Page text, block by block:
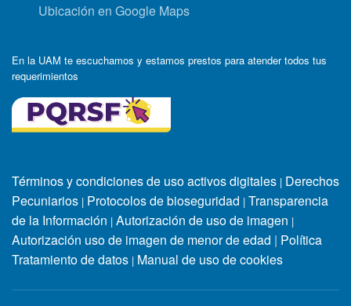
Ubicación en Google Maps
En la UAM te escuchamos y estamos prestos para atender todos tus
requerimientos
Términos y condiciones de uso activos digitales | Derechos
Pecuniarios | Protocolos de bioseguridad | Transparencia
de la Información | Autorización de uso de imagen |
Autorización uso de imagen de menor de edad | Política
Tratamiento de datos | Manual de uso de cookies